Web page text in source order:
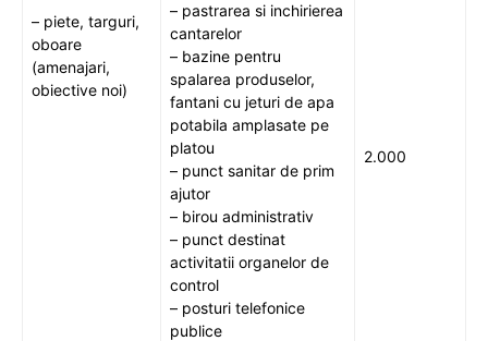
– piete, targuri,
oboare
(amenajari,
obiective noi)
– pastrarea si inchirierea
cantarelor
– bazine pentru
spalarea produselor,
fantani cu jeturi de apa
potabila amplasate pe
platou
– punct sanitar de prim
ajutor
– birou administrativ
– punct destinat
activitatii organelor de
control
– posturi telefonice
publice
2.000